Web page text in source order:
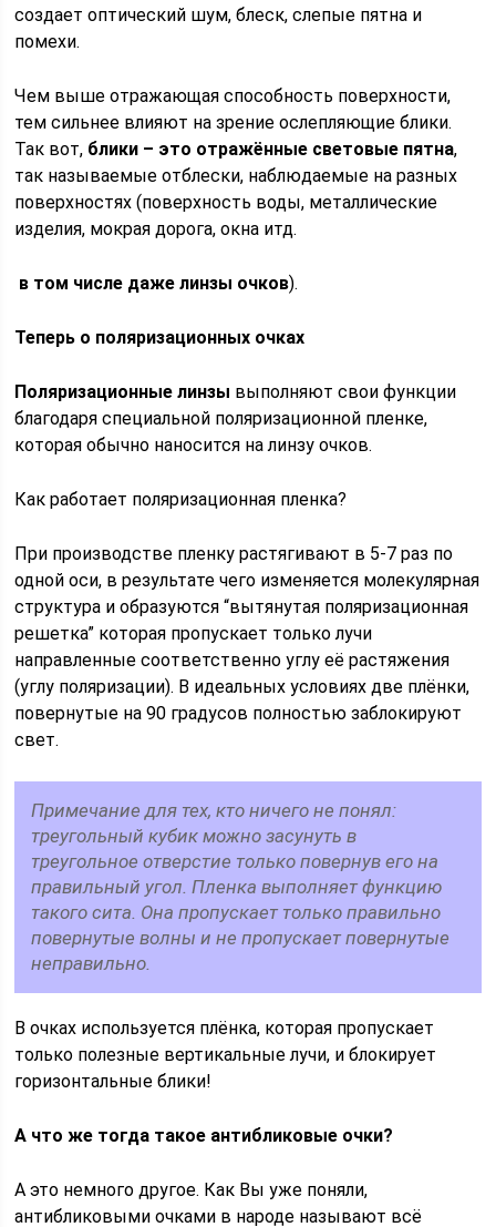
создает оптический шум, блеск, слепые пятна и
помехи.
Чем выше отражающая способность поверхности,
тем сильнее влияют на зрение ослепляющие блики.
Так вот, блики – это отражённые световые пятна,
так называемые отблески, наблюдаемые на разных
поверхностях (поверхность воды, металлические
изделия, мокрая дорога, окна итд.
в том числе даже линзы очков).
Теперь о поляризационных очках
Поляризационные линзы выполняют свои функции
благодаря специальной поляризационной пленке,
которая обычно наносится на линзу очков.
Как работает поляризационная пленка?
При производстве пленку растягивают в 5-7 раз по
одной оси, в результате чего изменяется молекулярная
структура и образуются “вытянутая поляризационная
решетка” которая пропускает только лучи
направленные соответственно углу её растяжения
(углу поляризации). В идеальных условиях две плёнки,
повернутые на 90 градусов полностью заблокируют
свет.
Примечание для тех, кто ничего не понял:
треугольный кубик можно засунуть в
треугольное отверстие только повернув его на
правильный угол. Пленка выполняет функцию
такого сита. Она пропускает только правильно
повернутые волны и не пропускает повернутые
неправильно.
В очках используется плёнка, которая пропускает
только полезные вертикальные лучи, и блокирует
горизонтальные блики!
А что же тогда такое антибликовые очки?
А это немного другое. Как Вы уже поняли,
антибликовыми очками в народе называют всё